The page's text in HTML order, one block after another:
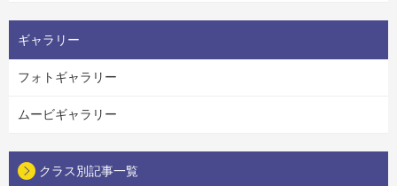
ギャラリー
フォトギャラリー
ムービギャラリー
クラス別記事一覧